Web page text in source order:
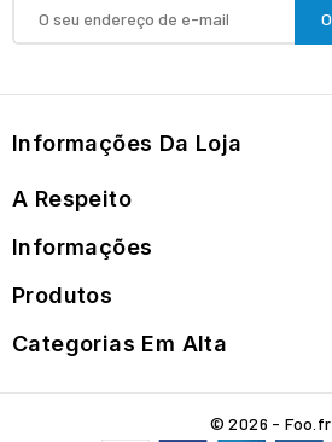
Informações Da Loja
A Respeito
Informações
Produtos
Categorias Em Alta
© 2026 - Foo.fr